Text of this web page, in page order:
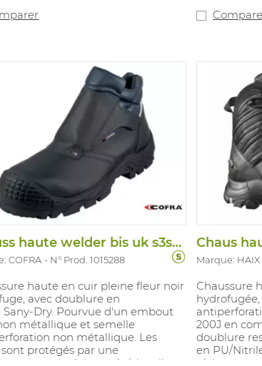
Anatomique, perforée.
applications
ISO 20345
Chauss haute welder bis uk s3s hro hi ci
COFRA N° Prod. 1015288
haute en cuir pleine fleur noir
avec doublure en
Dry. Pourvue d'un embout
métallique et semelle
non métallique. Les
sont protégés par une
en cuir résistant à étincelles.
Marque: HAIX
Chaussure
200J en
doublure
en PU/
résistante